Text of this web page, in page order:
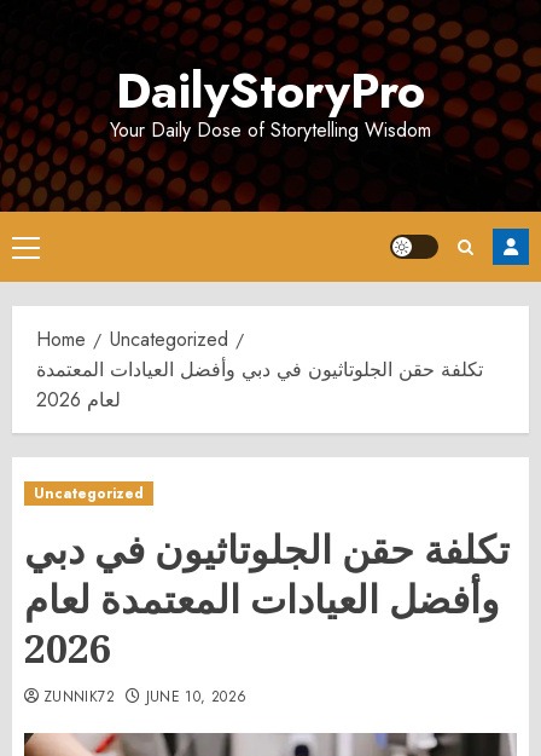
DailyStoryPro
Your Daily Dose of Storytelling Wisdom
Primary
Menu
Home
Uncategorized
تكلفة حقن الجلوتاثيون في دبي وأفضل العيادات المعتمدة
لعام 2026
Uncategorized
تكلفة حقن الجلوتاثيون في دبي
وأفضل العيادات المعتمدة لعام
2026
ZUNNIK72 JUNE 10, 2026